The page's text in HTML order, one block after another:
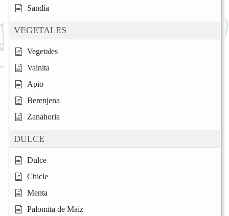
Sandía
VEGETALES
Vegetales
Vainita
Apio
Berenjena
Zanahoria
DULCE
Dulce
Chicle
Menta
Palomita de Maiz